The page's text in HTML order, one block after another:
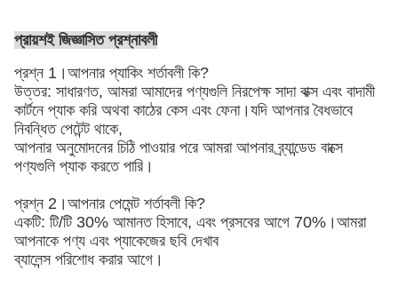
প্রায়শই জিজ্ঞাসিত প্রশ্নাবলী
প্রশ্ন 1।আপনার প্যাকিং শর্তাবলী কি?
উত্তর: সাধারণত, আমরা আমাদের পণ্যগুলি নিরপেক্ষ সাদা বাক্স এবং বাদামী
কার্টনে প্যাক করি অথবা কাঠের কেস এবং ফেনা।যদি আপনার বৈধভাবে
নিবন্ধিত পেটেন্ট থাকে,
আপনার অনুমোদনের চিঠি পাওয়ার পরে আমরা আপনার ব্র্যান্ডেড বাক্সে
পণ্যগুলি প্যাক করতে পারি।
প্রশ্ন 2।আপনার পেমেন্ট শর্তাবলী কি?
একটি: টি/টি 30% আমানত হিসাবে, এবং প্রসবের আগে 70%।আমরা
আপনাকে পণ্য এবং প্যাকেজের ছবি দেখাব
ব্যালেন্স পরিশোধ করার আগে।